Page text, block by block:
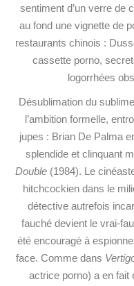
sentiment d’un verre de
au fond une vignette de
restaurants chinois :
cassette porno,
logorrhées
Désublimation du
l’ambition formelle,
jupes : Brian De Palma
splendide et clinquant
Double (1984). Le
hitchcockien dans le
détective autrefois
fauché devient le vrai-
été encouragé à
face. Comme dans
actrice porno) a en fait